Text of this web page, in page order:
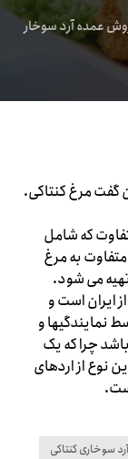
عمده آرد سوخار
گفت مرغ کنتاکی.
که شامل
به مرغ
می شود.
ایران است و
نمایندگیها و
چرا که یک
نوع از اردهای
آرد سوخاری کنتاکی